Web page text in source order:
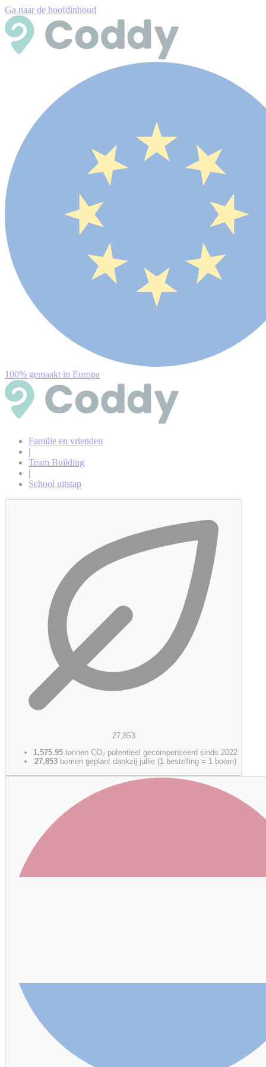
Ga naar de hoofdinhoud
100% gemaakt in Europa
Familie en vrienden
|
Team Building
|
School uitstap
27,853
1,575.95 tonnen CO₂ potentieel gecompenseerd sinds 2022
27,853 bomen geplant dankzij jullie (1 bestelling = 1 boom)